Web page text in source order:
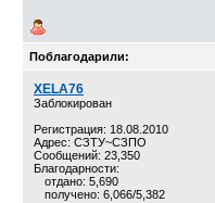
Поблагодарили:
XELA76
Заблокирован
Регистрация: 18.08.2010
Адрес: СЗТУ~СЗПО
Сообщений: 23,350
Благодарности:
отдано: 5,690
получено: 6,066/5,382